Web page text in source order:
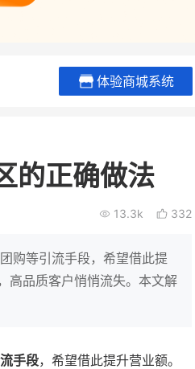
体验商城系统
的正确做法
13.3k 332
购等引流手段，希望借此提
高品质客户悄悄流失。本文解
手段，希望借此提升营业额。
80% +
7900
三只松鼠旗下的网红婴儿辅食品
牌，22天便拿下类目第一